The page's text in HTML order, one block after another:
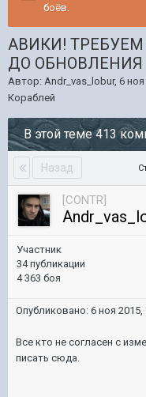
боёв.
АВИКИ!
ДО ОБНОВЛЕНИЯ
Автор: Andr_vas_lobur, 6 ноя
Кораблей
В этой теме 413
Назад
[CONTR]
Участник
34 публикации
4 363 боя
Опубликовано: 6 ноя 2015,
Все кто не согласен с
писать сюда.